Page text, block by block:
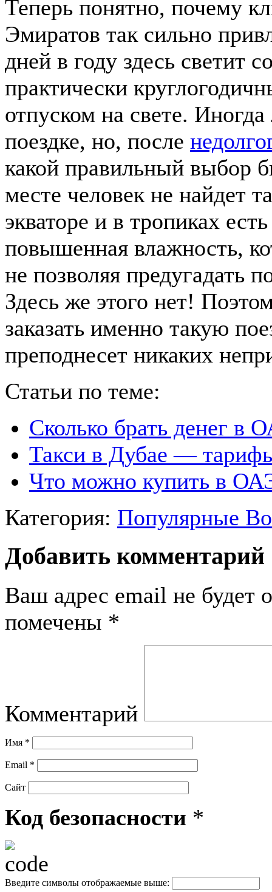
Теперь понятно, почему
Эмиратов так сильно
дней в году здесь светит
практически
отпуском на свете.
поездке, но, после
какой правильный выбор
месте человек не найдет
экваторе и в тропиках
повышенная влажность,
не позволяя предугадать
Здесь же этого нет!
заказать именно такую
преподнесет никаких
Статьи по теме:
Сколько брать денег в
Такси в Дубае —
Что можно купить в
Категория: Популярные
Добавить комментарий
Ваш адрес email не будет
помечены *
Комментарий
Имя *
Email *
Сайт
Код безопасности *
Введите символы отображаемые выше: